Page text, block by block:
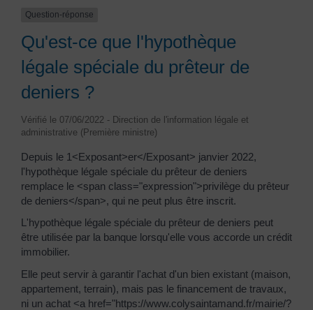
Question-réponse
Qu'est-ce que l'hypothèque
légale spéciale du prêteur de
deniers ?
Vérifié le 07/06/2022 - Direction de l'information légale et
administrative (Première ministre)
Depuis le 1<Exposant>er</Exposant> janvier 2022,
l'hypothèque légale spéciale du prêteur de deniers
remplace le <span class="expression">privilège du prêteur
de deniers</span>, qui ne peut plus être inscrit.
L'hypothèque légale spéciale du prêteur de deniers peut
être utilisée par la banque lorsqu'elle vous accorde un crédit
immobilier.
Elle peut servir à garantir l'achat d'un bien existant (maison,
appartement, terrain), mais pas le financement de travaux,
ni un achat <a href="https://www.colysaintamand.fr/mairie/?